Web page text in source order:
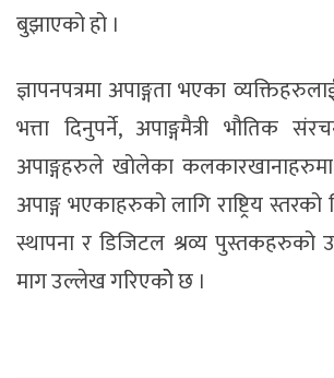
बुझाएको हो ।
ज्ञापनपत्रमा अपाङ्गता भएका
भत्ता दिनुपर्ने, अपाङ्गमैत्री भौतिक
अपाङ्गहरुले खोलेका
अपाङ्ग भएकाहरुको लागि राष्ट्रिय स्तरको
स्थापना र डिजिटल श्रव्य पुस्तकहरुको
माग उल्लेख गरिएकोे छ ।